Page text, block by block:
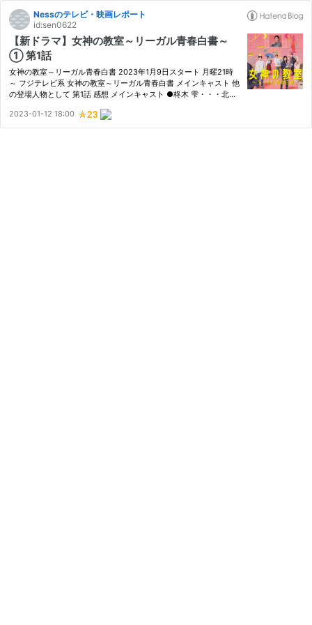
Nessのテレビ・映画レポート
id:sen0622
【新ドラマ】女神の教室～リーガル青春白書～
① 第1話
女神の教室～リーガル青春白書 2023年1月9日スタート 月曜21時
～ フジテレビ系 女神の教室～リーガル青春白書 メインキャスト 他
の登場人物として 第1話 感想 メインキャスト ●柊木 雫・・・北川
春ドラマ】 青南大学法科大学院に派遣されてきた現役の裁判官…
2023-01-12 18:00